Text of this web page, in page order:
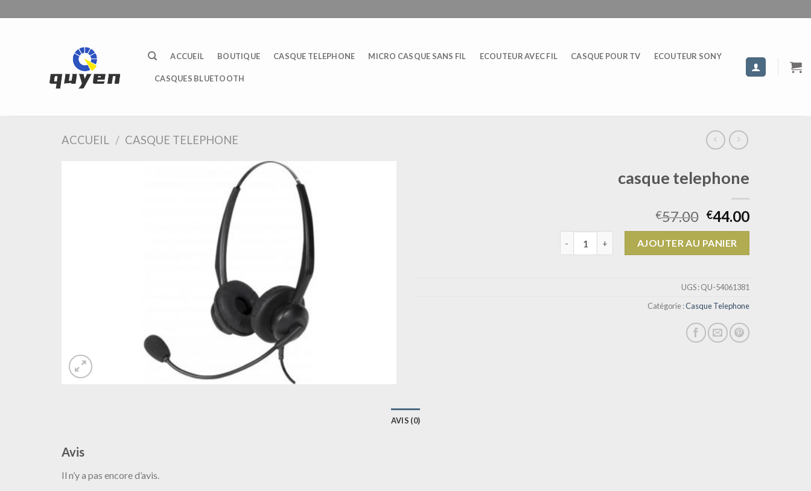
ACCUEIL BOUTIQUE CASQUE TELEPHONE MICRO CASQUE SANS FIL ECOUTEUR AVEC FIL CASQUE POUR TV ECOUTEUR SONY
CASQUES BLUETOOTH
ACCUEIL / CASQUE TELEPHONE
casque telephone
€57.00 €44.00
AJOUTER AU PANIER
UGS :QU-54061381
Catégorie :Casque Telephone
AVIS (0)
Avis
Il n’y a pas encore d’avis.